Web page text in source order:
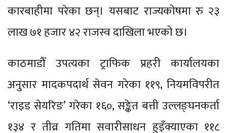
कारबाहीमा परेका छन्। यसबाट राज्यकोषमा रु २३
लाख ७१ हजार ४२ राजस्व दाखिला भएको छ।
काठमाडौँ उपत्यका ट्राफिक प्रहरी कार्यालयका
अनुसार मादकपदार्थ सेवन गरेका ११९, नियमविपरीत
‘राइड सेयरिङ’ गरेका १६०, सङ्केत बत्ती उल्लङ्घनकर्ता
१३४ र तीव्र गतिमा सवारीसाधन हुइँक्याएका ११८